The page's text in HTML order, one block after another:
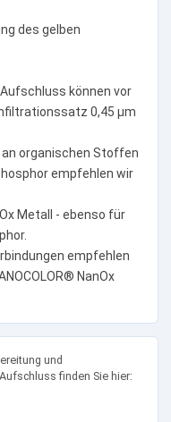
des gelben
können vor
0,45 µm
an organischen Stoffen
empfehlen wir
Metall - ebenso für
empfehlen
NanOx
und
finden Sie hier: